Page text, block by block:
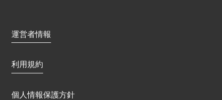
個人情報保護方針
利用規約
運営者情報